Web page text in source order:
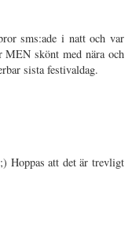
sms:ade i natt och var
skönt med nära och
sista festivaldag.
Hoppas att det är trevligt